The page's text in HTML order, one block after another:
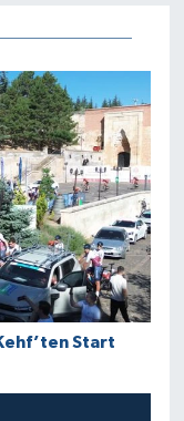
Start